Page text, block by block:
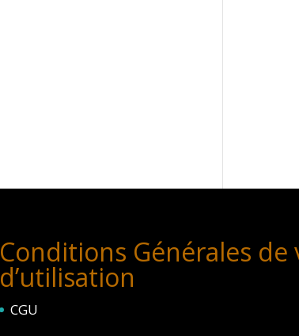
Conditions Générales de
d’utilisation
CGU